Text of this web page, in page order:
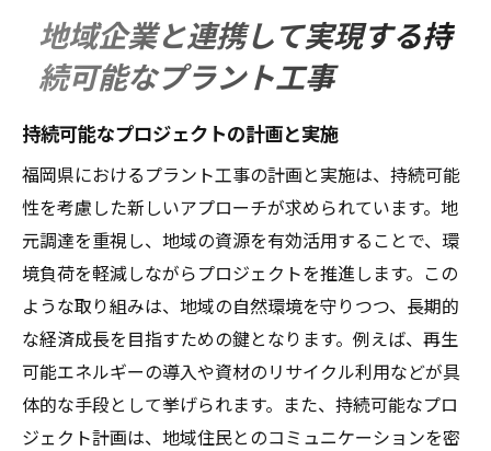
地域企業と連携して実現する持
続可能なプラント工事
持続可能なプロジェクトの計画と実施
福岡県におけるプラント工事の計画と実施は、持続可能
性を考慮した新しいアプローチが求められています。地
元調達を重視し、地域の資源を有効活用することで、環
境負荷を軽減しながらプロジェクトを推進します。この
ような取り組みは、地域の自然環境を守りつつ、長期的
な経済成長を目指すための鍵となります。例えば、再生
可能エネルギーの導入や資材のリサイクル利用などが具
体的な手段として挙げられます。また、持続可能なプロ
ジェクト計画は、地域住民とのコミュニケーションを密